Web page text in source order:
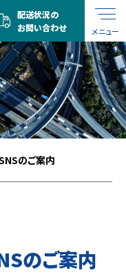
メニュー
配送状況の
お問い合わせ
のご案内
のご案内